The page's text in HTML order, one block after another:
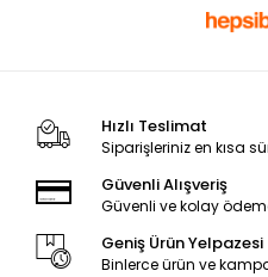
Hızlı Teslimat
Siparişleriniz en kısa
Güvenli Alışveriş
Güvenli ve kolay
Geniş Ürün Yelpazesi
Binlerce ürün ve